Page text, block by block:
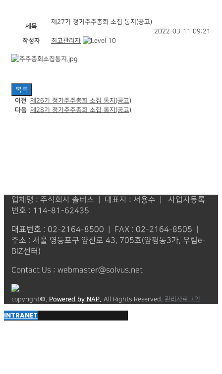
제목
제27기 정기주주총회 소집 통지(공고)
2022-03-11 09:21
작성자
최고관리자
목록
이전 제26기 정기주주총회 소집 통지(공고)
다음 제28기 정기주주총회 소집 통지(공고)
업체명 : 주식회사 솔버스 | 대표자 : 서용수 | 사업자등록
번호 : 114-81-62435
대표번호 : 02-2164-8500 | FAX : 02-2164-8505 |
주소 : 서울 영등포구 양산로 43, 705호(양평동3가, 우림e-
BIZ센터)
Contact Us : webmaster@solvus.net
copyright©. Powered by NAP. All Rights Reserved. 관리자로그인
INTRANET